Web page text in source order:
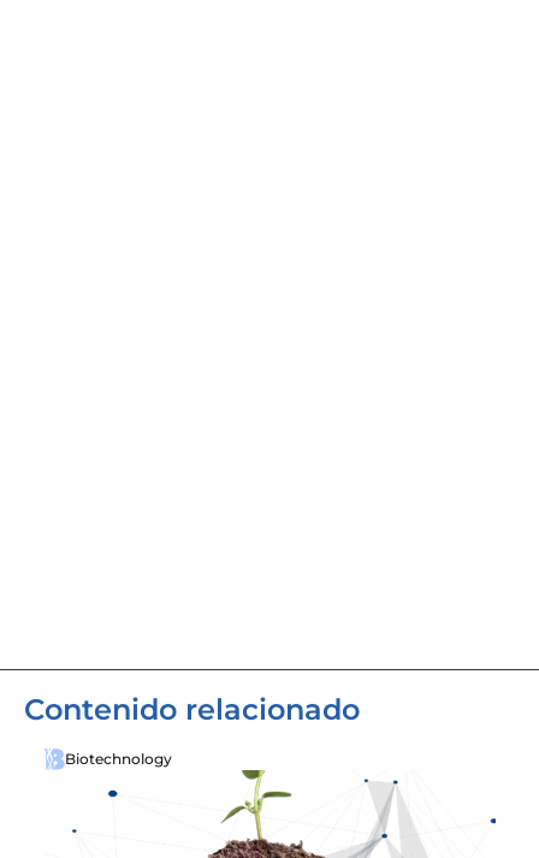
Contenido relacionado
Biotechnology